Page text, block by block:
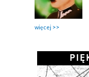
więcej